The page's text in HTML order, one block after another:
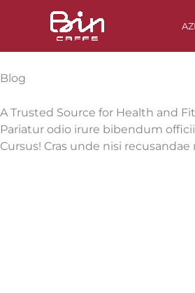
contenuto
Blog
A Trusted Source for Health and
Pariatur odio irure bibendum
Cursus! Cras unde nisi